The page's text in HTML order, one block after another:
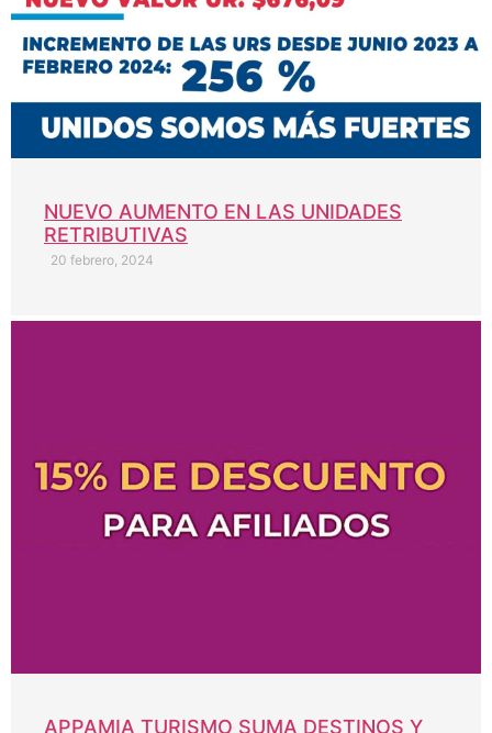
NUEVO AUMENTO EN LAS UNIDADES
RETRIBUTIVAS
20 febrero, 2024
APPAMIA TURISMO SUMA DESTINOS Y